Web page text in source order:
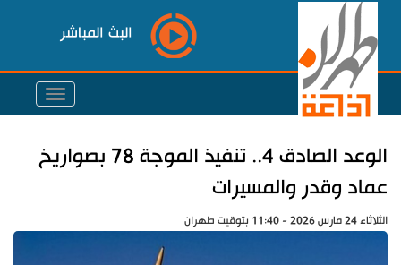
البث المباشر
الوعد الصادق 4.. تنفيذ الموجة 78 بصواريخ
عماد وقدر والمسيرات
الثلاثاء 24 مارس 2026 - 11:40 بتوقيت طهران